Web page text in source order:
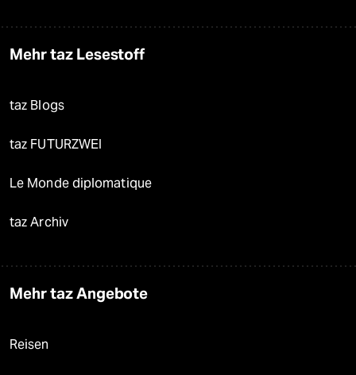
Mehr taz Lesestoff
taz Blogs
taz FUTURZWEI
Le Monde diplomatique
taz Archiv
Mehr taz Angebote
Reisen